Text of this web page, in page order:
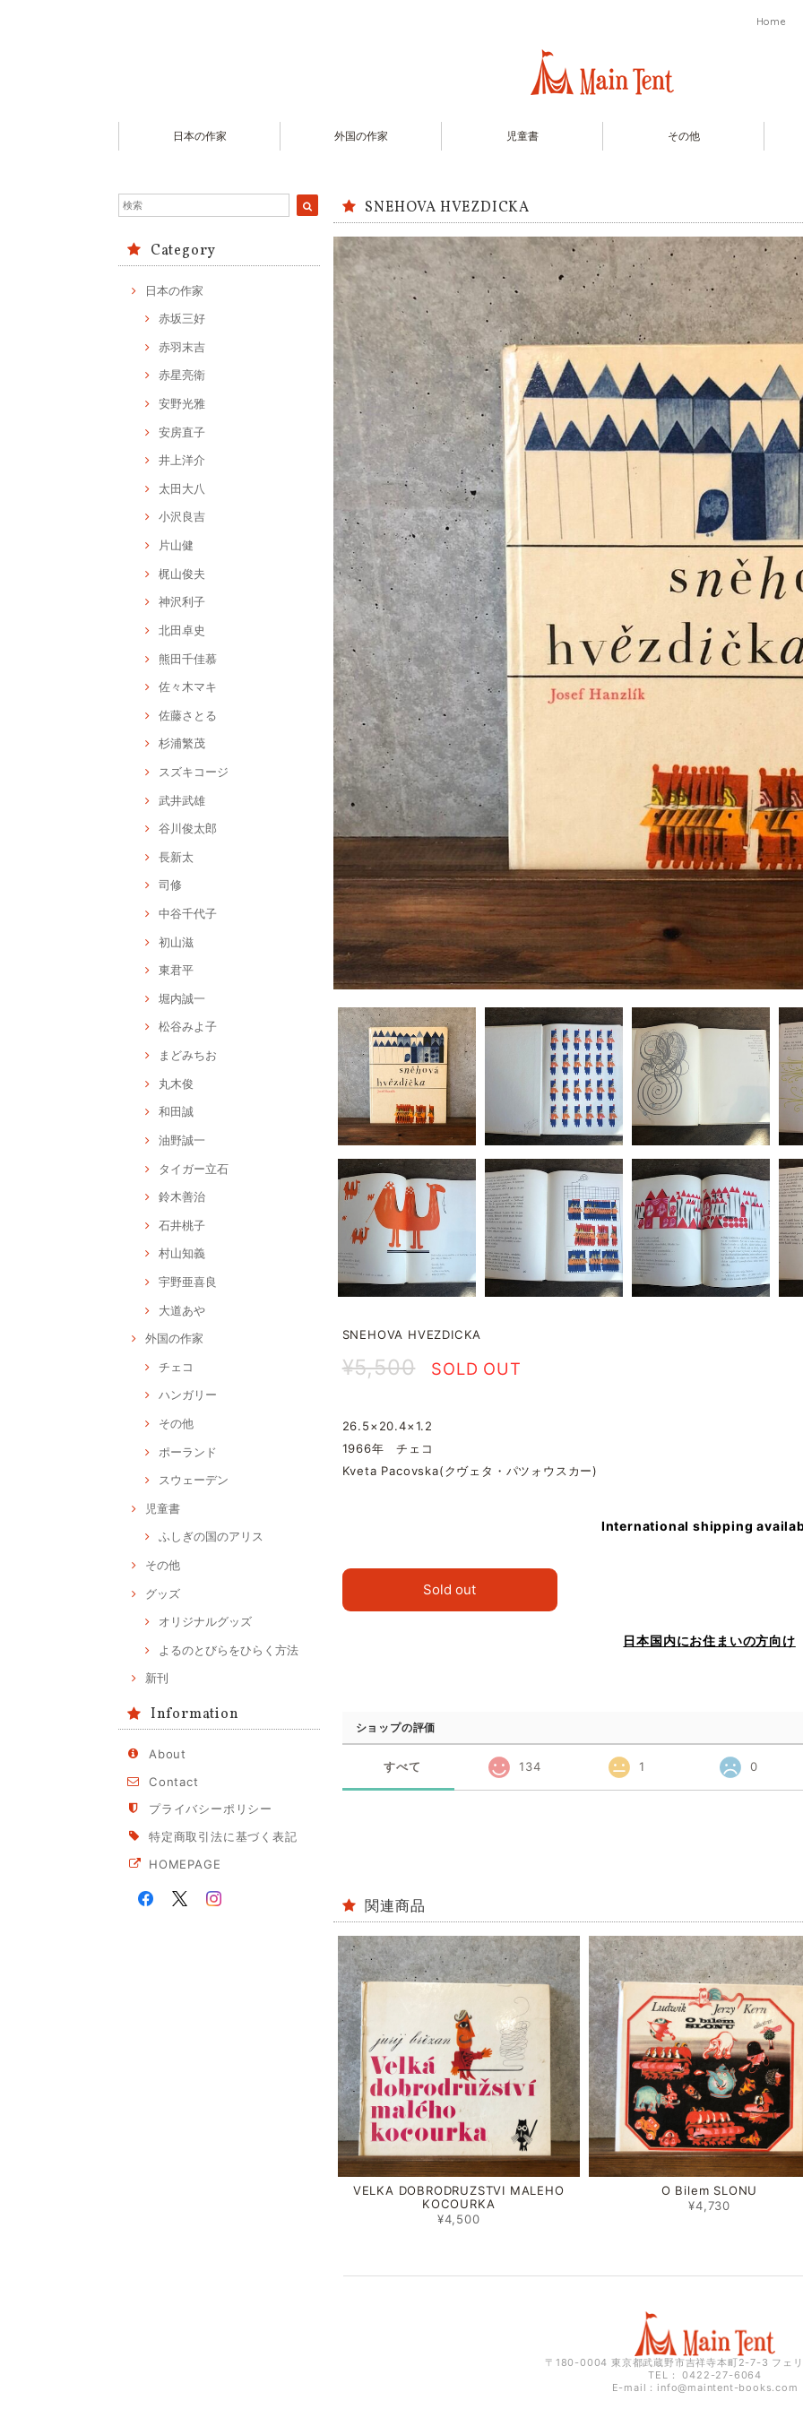
Home
日本の作家 外国の作家 児童書 その他
Category
日本の作家
赤坂三好
赤羽末吉
赤星亮衛
安野光雅
安房直子
井上洋介
太田大八
小沢良吉
片山健
梶山俊夫
神沢利子
北田卓史
熊田千佳慕
佐々木マキ
佐藤さとる
杉浦繁茂
スズキコージ
武井武雄
谷川俊太郎
長新太
司修
中谷千代子
初山滋
東君平
堀内誠一
松谷みよ子
まどみちお
丸木俊
和田誠
油野誠一
タイガー立石
鈴木善治
石井桃子
村山知義
宇野亜喜良
大道あや
外国の作家
チェコ
ハンガリー
その他
ポーランド
スウェーデン
児童書
ふしぎの国のアリス
その他
グッズ
オリジナルグッズ
よるのとびらをひらく方法
新刊
Information
About
Contact
プライバシーポリシー
特定商取引法に基づく表記
HOMEPAGE
SNEHOVA HVEZDICKA
SNEHOVA HVEZDICKA
¥5,500 SOLD OUT
26.5×20.4×1.2
1966年 チェコ
Kveta Pacovska(クヴェタ・パツォウスカー)
International shipping
Sold out
日本国内にお住まいの方向け
ショップの評価
すべて 134 1 0
関連商品
VELKA DOBRODRUZSTVI MALEHO
KOCOURKA
¥4,500
O Bilem SLONU
¥4,730
〒180-0004 東京都武蔵野市吉祥寺本町2-7-3 フェ
TEL： 0422-27-6064
E-mail： info@maintent-books.com